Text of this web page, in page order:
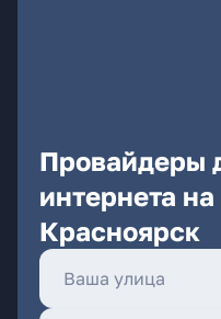
Провайдеры
интернета
Красноярск